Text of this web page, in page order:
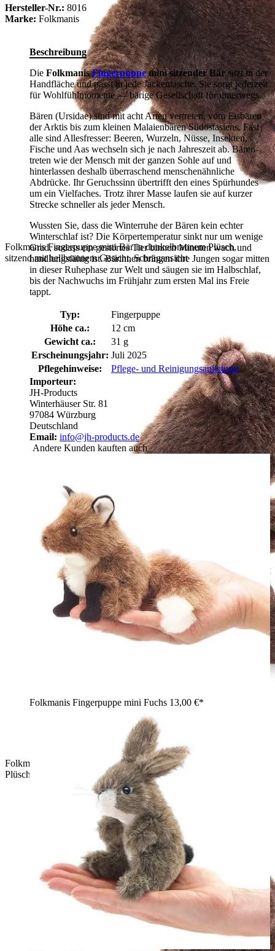
Folkmanis Fingerpuppe mini Bär in dunkelbraunem Plüsch,
sitzend mit hellbraunem Gesicht, Schrägansicht
Folkmanis Fingerpuppe mini sitzender Bär in dunkelbraunem
Plüsch mit goldfarbenem Schnauzenbereich, Seitenansicht
Hersteller-Nr.: 8016
Marke: Folkmanis
Beschreibung
Die FolkmanisFingerpuppemini sitzender Bärsitzt in der
Handfläche und passt in jede Jackentasche. Sie sorgt jederzeit
für Wohlfühlmomente — bärige Gesellschaft für unterwegs.
Bären (Ursidae) sind mit acht Arten vertreten, vom Eisbären
der Arktis bis zum kleinen Malaienbären Südostasiens. Fast
alle sind Allesfresser: Beeren, Wurzeln, Nüsse, Insekten,
Fische und Aas wechseln sich je nach Jahreszeit ab. Bären
treten wie der Mensch mit der ganzen Sohle auf und
hinterlassen deshalb überraschend menschenähnliche
Abdrücke. Ihr Geruchssinn übertrifft den eines Spürhundes
um ein Vielfaches. Trotz ihrer Masse laufen sie auf kurzer
Strecke schneller als jeder Mensch.
Wussten Sie, dass die Winterruhe der Bären kein echter
Winterschlaf ist? Die Körpertemperatur sinkt nur um wenige
Grad, sodass ein gestörtes Tier binnen Minuten wach und
handlungsfähig ist. Bärinnen bringen ihre Jungen sogar mitten
in dieser Ruhephase zur Welt und säugen sie im Halbschlaf,
bis der Nachwuchs im Frühjahr zum ersten Mal ins Freie
tappt.
Typ:
Fingerpuppe
Höhe ca.:
12 cm
Gewicht ca.:
31 g
Erscheinungsjahr: Juli 2025
Pflegehinweise:
Pflege- und Reinigungsanleitung
Importeur:
JH-Products
Winterhäuser Str. 81
97084 Würzburg
Deutschland
Email: info@jh-products.de
Andere Kunden kauften auch
Folkmanis Fingerpuppe mini Fuchs 13,00 €*